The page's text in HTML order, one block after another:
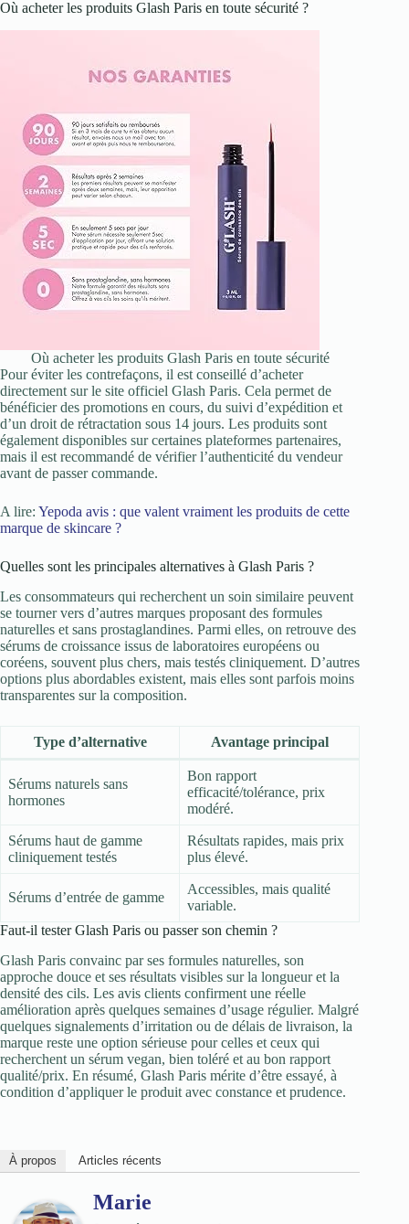
Où acheter les produits Glash Paris en toute sécurité ?
Où acheter les produits Glash Paris en toute sécurité
Pour éviter les contrefaçons, il est conseillé d’acheter
directement sur le site officiel Glash Paris. Cela permet de
bénéficier des promotions en cours, du suivi d’expédition et
d’un droit de rétractation sous 14 jours. Les produits sont
également disponibles sur certaines plateformes partenaires,
mais il est recommandé de vérifier l’authenticité du vendeur
avant de passer commande.
A lire: Yepoda avis : que valent vraiment les produits de cette
marque de skincare ?
Quelles sont les principales alternatives à Glash Paris ?
Les consommateurs qui recherchent un soin similaire peuvent
se tourner vers d’autres marques proposant des formules
naturelles et sans prostaglandines. Parmi elles, on retrouve des
sérums de croissance issus de laboratoires européens ou
coréens, souvent plus chers, mais testés cliniquement. D’autres
options plus abordables existent, mais elles sont parfois moins
transparentes sur la composition.
Type d’alternative Avantage principal
Sérums naturels sans
hormones
Bon rapport
efficacité/tolérance, prix
modéré.
Sérums haut de gamme
cliniquement testés
Résultats rapides, mais prix
plus élevé.
Sérums d’entrée de gamme
Accessibles, mais qualité
variable.
Faut-il tester Glash Paris ou passer son chemin ?
Glash Paris convainc par ses formules naturelles, son
approche douce et ses résultats visibles sur la longueur et la
densité des cils. Les avis clients confirment une réelle
amélioration après quelques semaines d’usage régulier. Malgré
quelques signalements d’irritation ou de délais de livraison, la
marque reste une option sérieuse pour celles et ceux qui
recherchent un sérum vegan, bien toléré et au bon rapport
qualité/prix. En résumé, Glash Paris mérite d’être essayé, à
condition d’appliquer le produit avec constance et prudence.
À propos Articles récents
Marie